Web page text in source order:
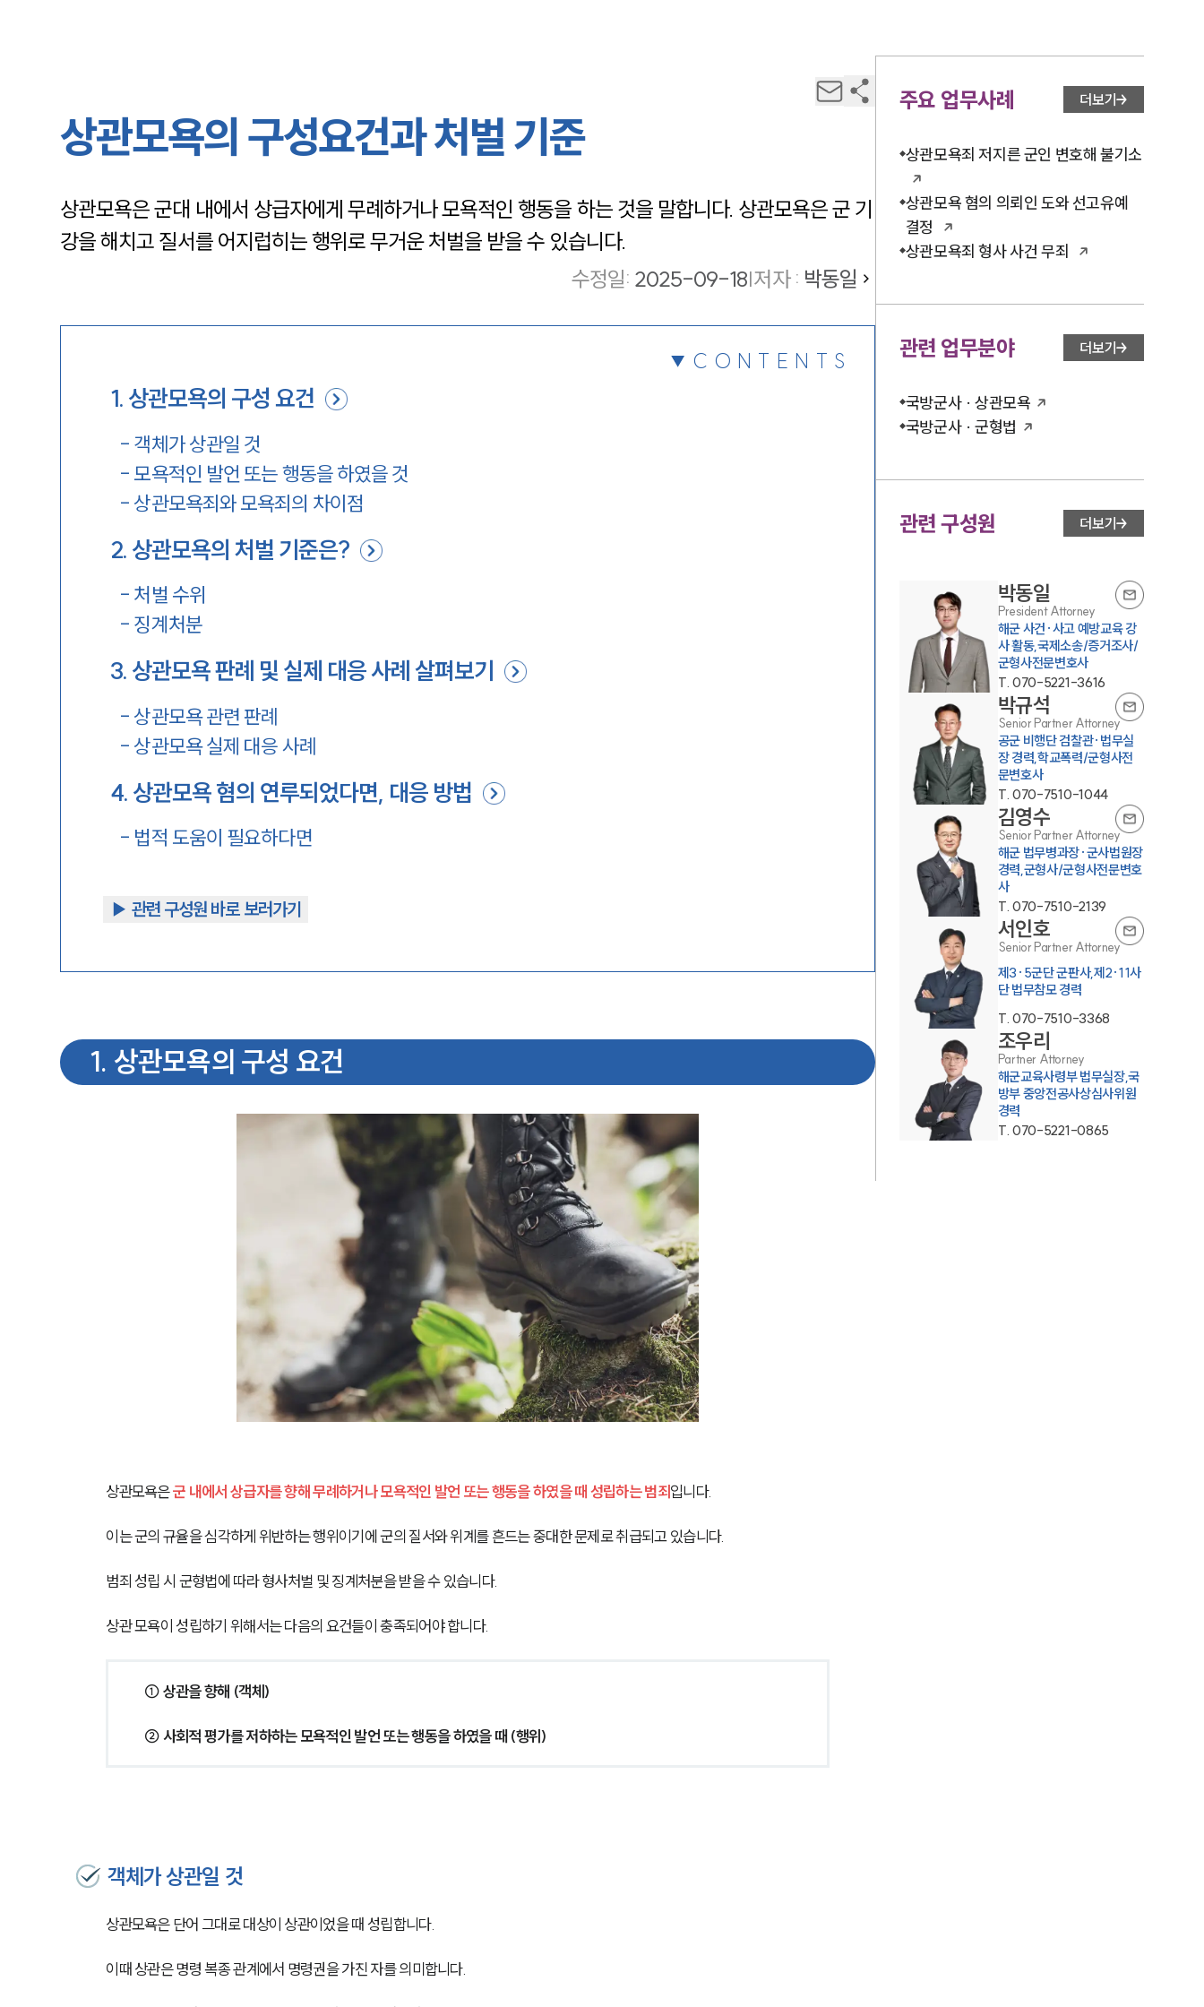
그룹소개
그룹소개
대륜의 강점
오시는 길
글로벌 파트너 로펌
상관모욕의 구성요건과 처벌 기준
상관모욕은 군대 내에서 상급자에게 무례하거나 모욕적인 행동을 하는 것을 말합니다. 상관모욕은 군 기
강을 해치고 질서를 어지럽히는 행위로 무거운 처벌을 받을 수 있습니다.
수정일: 2025-09-18|저자 : 박동일
CONTENTS
1. 상관모욕의 구성 요건
- 객체가 상관일 것
- 모욕적인 발언 또는 행동을 하였을 것
- 상관모욕죄와 모욕죄의 차이점
2. 상관모욕의 처벌 기준은?
- 처벌 수위
- 징계처분
3. 상관모욕 판례 및 실제 대응 사례 살펴보기
- 상관모욕 관련 판례
- 상관모욕 실제 대응 사례
4. 상관모욕 혐의 연루되었다면, 대응 방법
- 법적 도움이 필요하다면
▶︎ 관련 구성원 바로 보러가기
1. 상관모욕의 구성 요건
상관모욕은 군 내에서 상급자를 향해 무례하거나 모욕적인 발언 또는 행동을 하였을 때 성립하는 범죄입니다.
이는 군의 규율을 심각하게 위반하는 행위이기에 군의 질서와 위계를 흔드는 중대한 문제로 취급되고 있습니다.
범죄 성립 시 군형법에 따라 형사처벌 및 징계처분을 받을 수 있습니다.
상관 모욕이 성립하기 위해서는 다음의 요건들이 충족되어야 합니다.
① 상관을 향해 (객체)
② 사회적 평가를 저하하는 모욕적인 발언 또는 행동을 하였을 때 (행위)
객체가 상관일 것
상관모욕은 단어 그대로 대상이 상관이었을 때 성립합니다.
이때 상관은 명령 복종 관계에서 명령권을 가진 자를 의미합니다.
주요 업무사례 더보기
상관모욕죄 저지른 군인 변호해 불기소
상관모욕 혐의 의뢰인 도와 선고유예
결정
상관모욕죄 형사 사건 무죄
관련 업무분야 더보기
국방군사 · 상관모욕
국방군사 · 군형법
관련 구성원 더보기
박동일
President Attorney
해군 사건·사고 예방교육 강
사 활동,국제소송/증거조사/
군형사전문변호사
T. 070-5221-3616
박규석
Senior Partner Attorney
공군 비행단 검찰관·법무실
장 경력,학교폭력/군형사전
문변호사
T. 070-7510-1044
김영수
Senior Partner Attorney
해군 법무병과장·군사법원장
경력,군형사/군형사전문변호
사
T. 070-7510-2139
서인호
Senior Partner Attorney
제3·5군단 군판사,제2·11사
단 법무참모 경력
T. 070-7510-3368
조우리
Partner Attorney
해군교육사령부 법무실장,국
방부 중앙전공사상심사위원
경력
T. 070-5221-0865